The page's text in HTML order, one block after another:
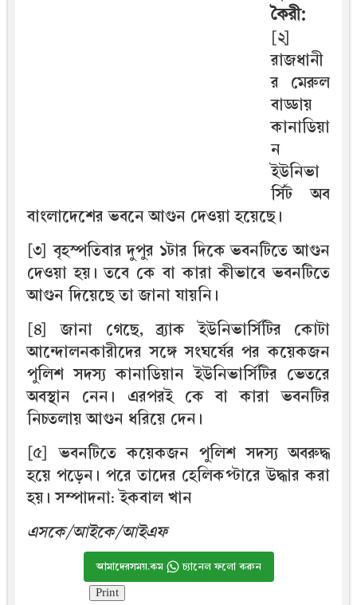
কৈরী:
[২]
রাজধানী
র মেরুল
বাড্ডায়
কানাডিয়া
ন
ইউনিভা
র্সিট অব
বাংলাদেশের ভবনে আগুন দেওয়া হয়েছে।
[৩] বৃহস্পতিবার দুপুর ১টার দিকে ভবনটিতে আগুন
দেওয়া হয়। তবে কে বা কারা কীভাবে ভবনটিতে
আগুন দিয়েছে তা জানা যায়নি।
[৪] জানা গেছে, ব্র্যাক ইউনিভার্সিটির কোটা
আন্দোলনকারীদের সঙ্গে সংঘর্ষের পর কয়েকজন
পুলিশ সদস্য কানাডিয়ান ইউনিভার্সিটির ভেতরে
অবস্থান নেন। এরপরই কে বা কারা ভবনটির
নিচতলায় আগুন ধরিয়ে দেন।
[৫] ভবনটিতে কয়েকজন পুলিশ সদস্য অবরুদ্ধ
হয়ে পড়েন। পরে তাদের হেলিকপ্টারে উদ্ধার করা
হয়। সম্পাদনা: ইকবাল খান
এসকে/আইকে/আইএফ
আমাদেরসময়.কম চ্যানেল ফলো করুন
Print